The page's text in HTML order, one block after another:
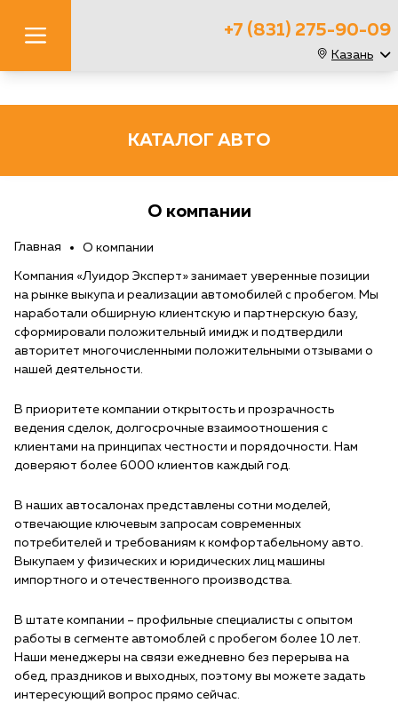
+7 (831) 275-90-09
Казань
КАТАЛОГ АВТО
О компании
Главная О компании
Компания «Луидор Эксперт» занимает уверенные позиции
на рынке выкупа и реализации автомобилей с пробегом. Мы
наработали обширную клиентскую и партнерскую базу,
сформировали положительный имидж и подтвердили
авторитет многочисленными положительными отзывами о
нашей деятельности.
В приоритете компании открытость и прозрачность
ведения сделок, долгосрочные взаимоотношения с
клиентами на принципах честности и порядочности. Нам
доверяют более 6000 клиентов каждый год.
В наших автосалонах представлены сотни моделей,
отвечающие ключевым запросам современных
потребителей и требованиям к комфортабельному авто.
Выкупаем у физических и юридических лиц машины
импортного и отечественного производства.
В штате компании – профильные специалисты с опытом
работы в сегменте автомоблей с пробегом более 10 лет.
Наши менеджеры на связи ежедневно без перерыва на
обед, праздников и выходных, поэтому вы можете задать
интересующий вопрос прямо сейчас.